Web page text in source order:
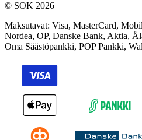
© SOK 2026
Maksutavat: Visa, MasterCard,
Nordea, OP, Danske Bank, Aktia,
Oma Säästöpankki, POP Pankki,